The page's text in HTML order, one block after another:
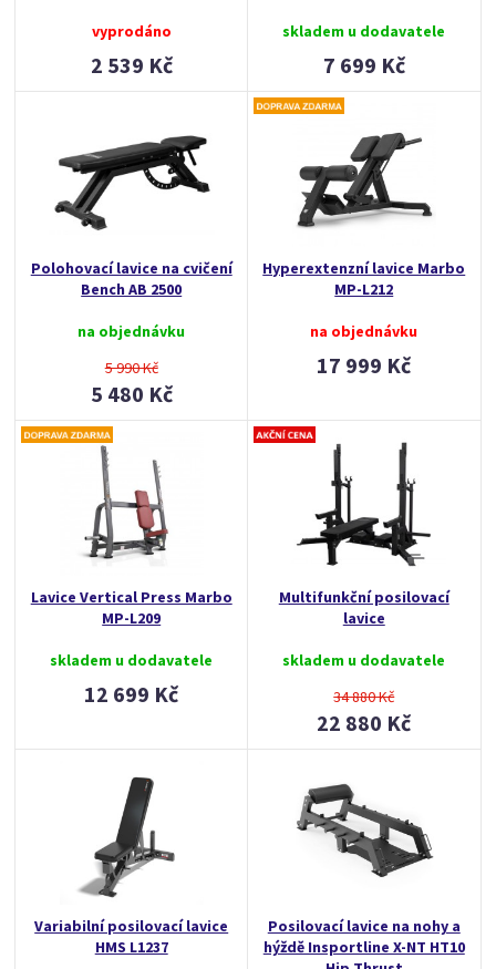
vyprodáno
2 539 Kč
skladem u dodavatele
7 699 Kč
Polohovací lavice na cvičení
Bench AB 2500
na objednávku
5 990 Kč
5 480 Kč
Hyperextenzní lavice Marbo
MP-L212
na objednávku
17 999 Kč
Lavice Vertical Press Marbo
MP-L209
skladem u dodavatele
12 699 Kč
Multifunkční posilovací
lavice
skladem u dodavatele
34 880 Kč
22 880 Kč
Variabilní posilovací lavice
HMS L1237
Posilovací lavice na nohy a
hýždě Insportline X-NT HT10